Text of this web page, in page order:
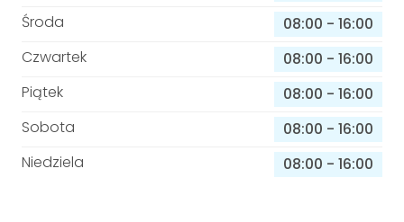
Środa
08:00 - 16:00
Czwartek
08:00 - 16:00
Piątek
08:00 - 16:00
Sobota
08:00 - 16:00
Niedziela
08:00 - 16:00